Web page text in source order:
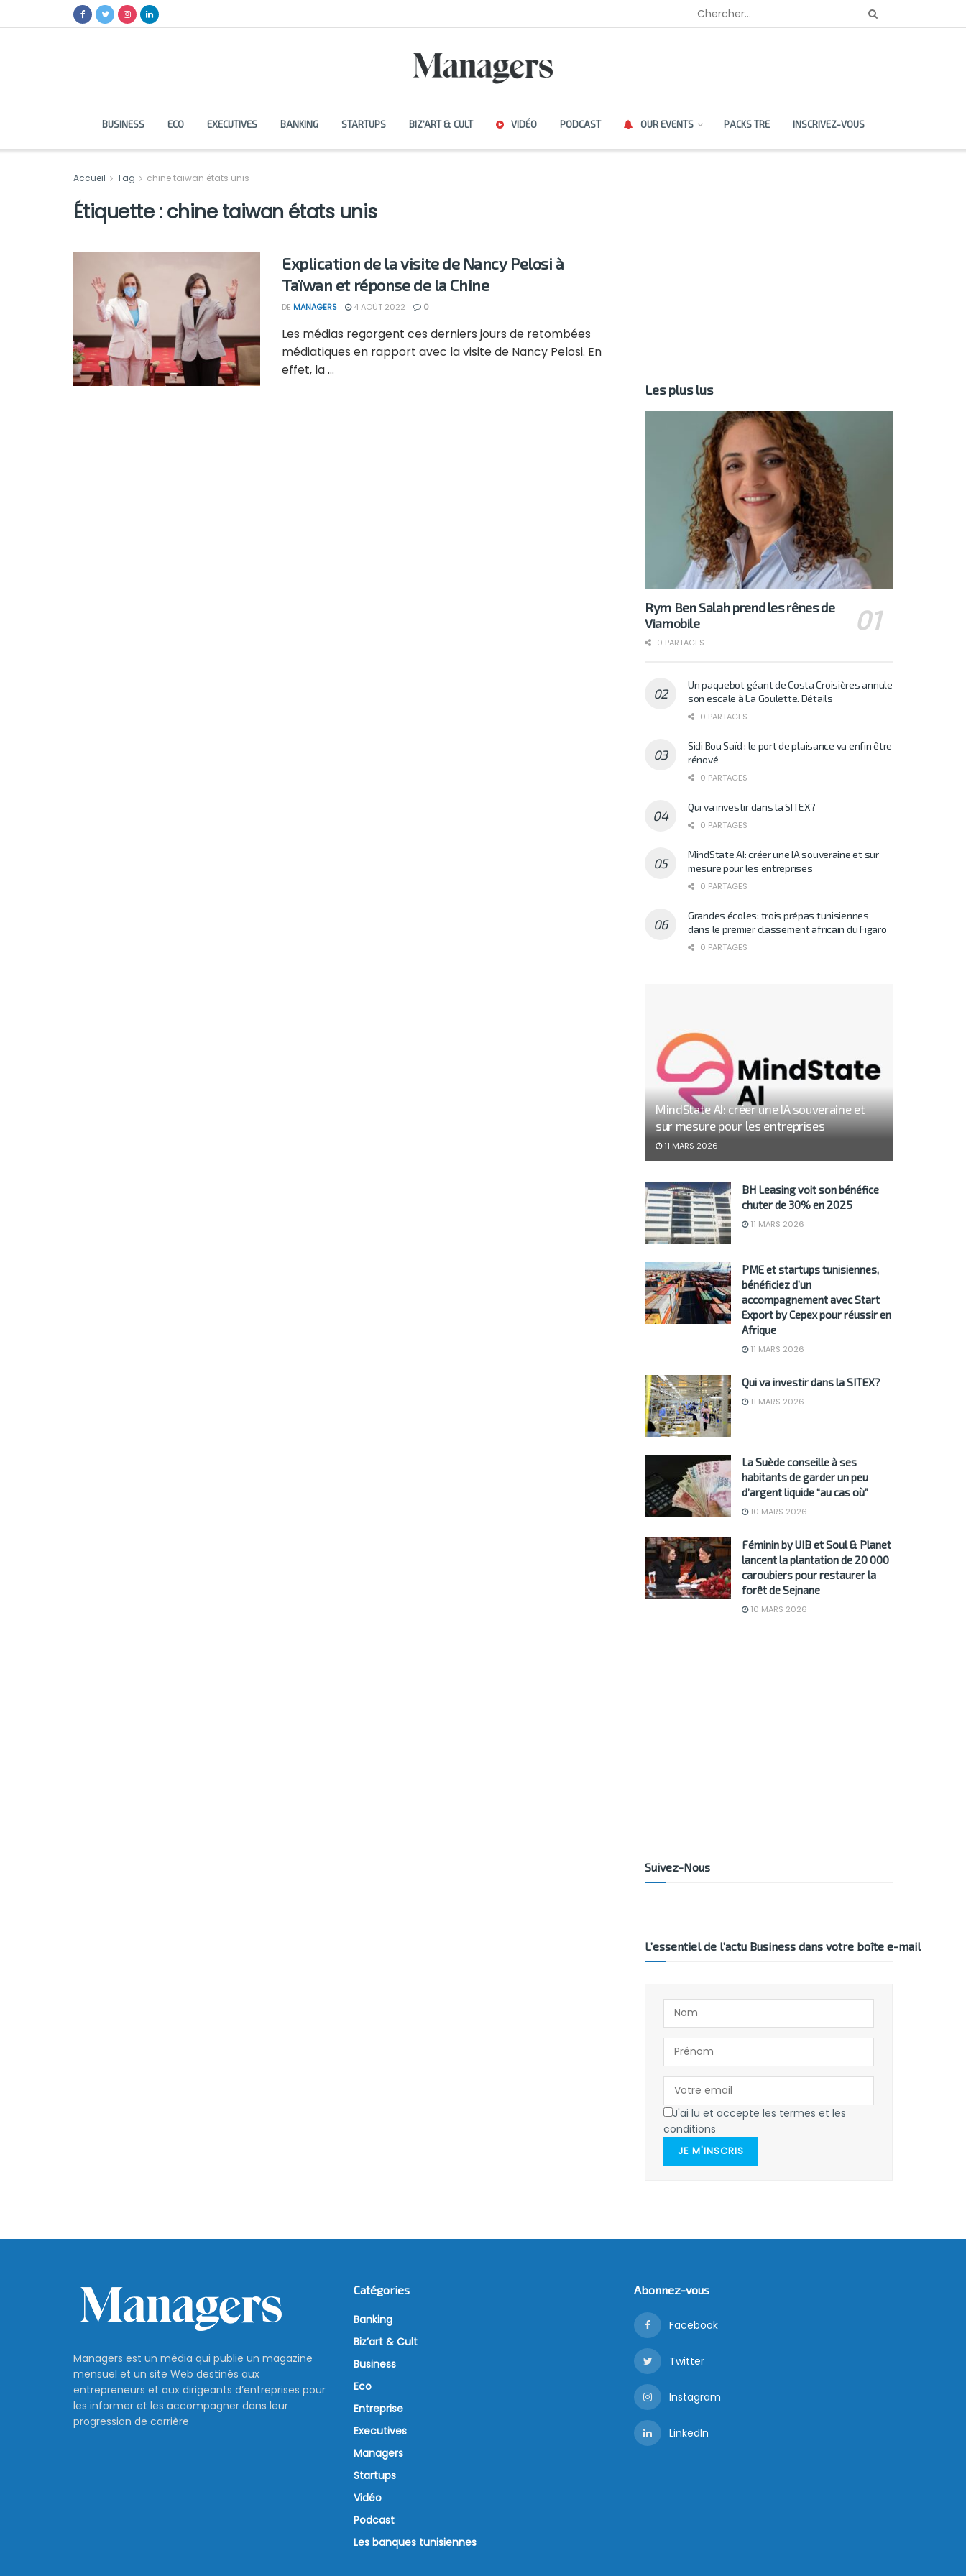
BUSINESS ECO EXECUTIVES BANKING STARTUPS BIZ’ART & CULT VIDÉO PODCAST OUR EVENTS PACKS TRE INSCRIVEZ-VOUS
Accueil Tag chine taiwan états unis
Étiquette :chine taiwan états unis
Explication de la visite de Nancy Pelosi à
Taïwan et réponse de la Chine
DE MANAGERS 4 AOÛT 2022 0
Les médias regorgent ces derniers jours de retombées
médiatiques en rapport avec la visite de Nancy Pelosi. En
effet, la ...
Les plus lus
Rym Ben Salah prend les rênes de
Viamobile
0 PARTAGES
Un paquebot géant de Costa Croisières annule
son escale à La Goulette. Détails
0 PARTAGES
Sidi Bou Saïd : le port de plaisance va enfin être
rénové
0 PARTAGES
Qui va investir dans la SITEX?
0 PARTAGES
MindState AI: créer une IA souveraine et sur
mesure pour les entreprises
0 PARTAGES
Grandes écoles: trois prépas tunisiennes
dans le premier classement africain du Figaro
0 PARTAGES
MindState AI: créer une IA souveraine et
sur mesure pour les entreprises
11 MARS 2026
BH Leasing voit son bénéfice
chuter de 30% en 2025
11 MARS 2026
PME et startups tunisiennes,
bénéficiez d’un
accompagnement avec Start
Export by Cepex pour réussir en
Afrique
11 MARS 2026
Qui va investir dans la SITEX?
11 MARS 2026
La Suède conseille à ses
habitants de garder un peu
d’argent liquide “au cas où”
10 MARS 2026
Féminin by UIB et Soul & Planet
lancent la plantation de 20 000
caroubiers pour restaurer la
forêt de Sejnane
10 MARS 2026
Suivez-Nous
L’essentiel de l’actu Business dans votre boîte e-mail
J'ai lu et accepte les termes et les
conditions
JE M'INSCRIS
Managers est un média qui publie un magazine
mensuel et un site Web destinés aux
entrepreneurs et aux dirigeants d’entreprises pour
les informer et les accompagner dans leur
progression de carrière
Catégories
Banking
Biz’art & Cult
Business
Eco
Entreprise
Executives
Managers
Startups
Vidéo
Podcast
Les banques tunisiennes
Abonnez-vous
Facebook
Twitter
Instagram
LinkedIn